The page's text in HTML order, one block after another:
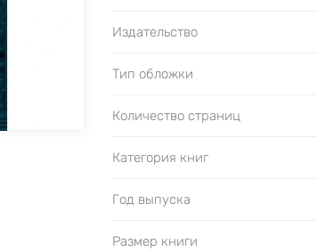
Издательство
Тип обложки
Количество страниц
Категория книг
Год выпуска
Размер книги